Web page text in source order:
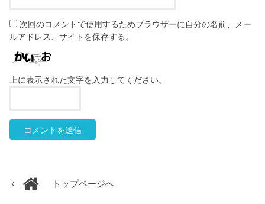
次回のコメントで使用するためブラウザーに自分の名前、メー
ルアドレス、サイトを保存する。
上に表示された文字を入力してください。
トップページへ